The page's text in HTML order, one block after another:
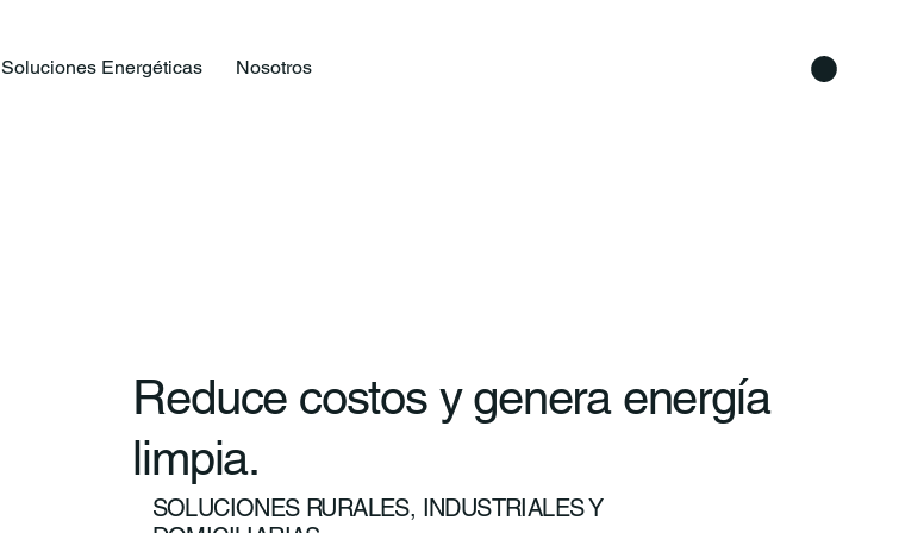
Soluciones Energéticas Nosotros
Reduce costos y genera energía
limpia.
SOLUCIONES RURALES, INDUSTRIALES Y